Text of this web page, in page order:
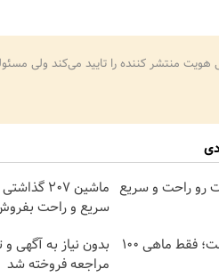
هویت منتشر کننده را تایید می‌کند ولی
رو راحت و سریع
ماشین 207
سریع و راحت
3000 گیگ اینترنت؛ فقط ماهی 100
بدون نیاز به آگهی و
مراجعه فروخته شد